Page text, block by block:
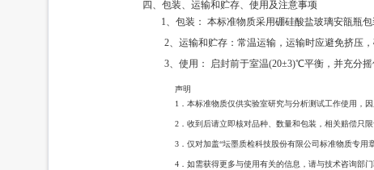
四、包装、运输和贮存、使用及注意事项
1、包装： 本标准物质采用硼硅酸盐玻璃安瓿瓶
2、运输和贮存：常温运输，运输时应避免挤压，
3、使用： 启封前于室温(20±3)℃平衡，并充分摇
声明
1．本标准物质仅供实验室研究与分析测试工作使用，
2．收到后请立即核对品种、数量和包装，相关赔偿只
3．仅对加盖“坛墨质检科技股份有限公司标准物质专用
4．如需获得更多与使用有关的信息，请与技术咨询部门